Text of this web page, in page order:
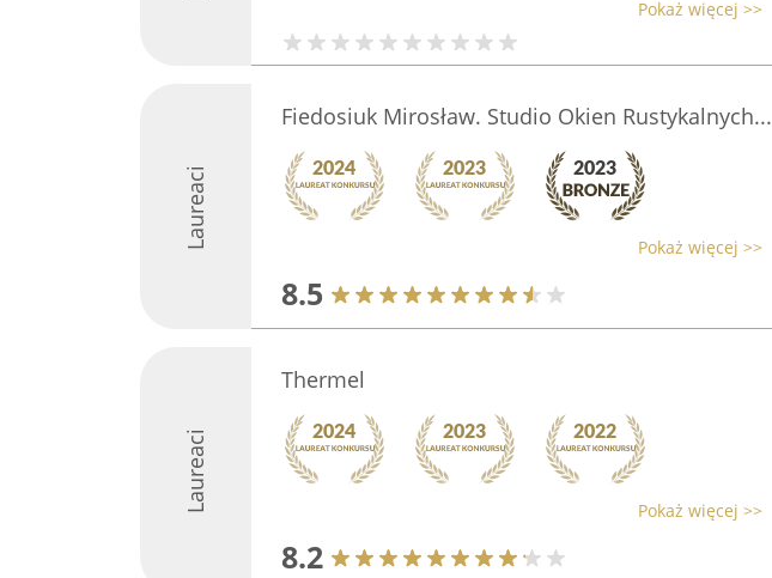
Pokaż więcej >>
Laureaci
Fiedosiuk Mirosław. Studio Okien Rustykalnych...
Pokaż więcej >>
8.5
Laureaci
Thermel
Pokaż więcej >>
8.2